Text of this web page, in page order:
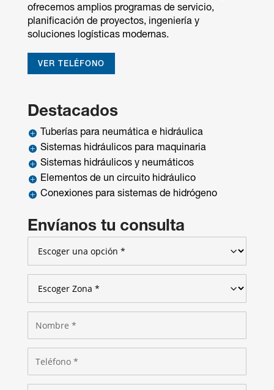
ofrecemos amplios programas de servicio,
planificación de proyectos, ingeniería y
soluciones logísticas modernas.
VER TELÉFONO
Destacados

Tuberías para neumática e hidráulica
 Sistemas hidráulicos para maquinaria
 Sistemas hidráulicos y neumáticos
 Elementos de un circuito hidráulico
 Conexiones para sistemas de hidrógeno
Envíanos tu consulta